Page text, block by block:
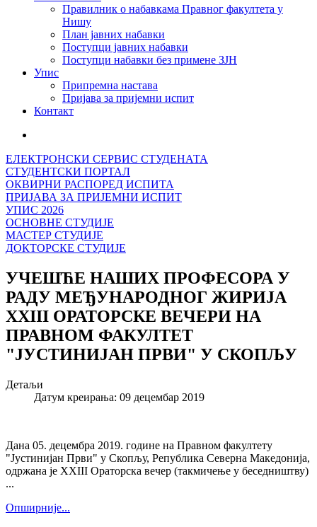
Правилник о набавкама Правног факултета у
Нишу
План јавних набавки
Поступци јавних набавки
Поступци набавки без примене ЗЈН
Упис
Припремна настава
Пријава за пријемни испит
Контакт
ЕЛЕКТРОНСКИ СЕРВИС СТУДЕНАТА
СТУДЕНТСКИ ПОРТАЛ
ОКВИРНИ РАСПОРЕД ИСПИТА
ПРИЈАВА ЗА ПРИЈЕМНИ ИСПИТ
УПИС 2026
ОСНОВНЕ СТУДИЈЕ
МАСТЕР СТУДИЈЕ
ДОКТОРСКЕ СТУДИЈЕ
УЧЕШЋЕ НАШИХ ПРОФЕСОРА У
РАДУ МЕЂУНАРОДНОГ ЖИРИЈА
XXIII ОРАТОРСКЕ ВЕЧЕРИ НА
ПРАВНОМ ФАКУЛТЕТ
"ЈУСТИНИЈАН ПРВИ" У СКОПЉУ
Детаљи
Датум креирања: 09 децембар 2019
Дана 05. децембра 2019. године на Правном факултету
"Јустинијан Први" у Скопљу, Република Северна Македонија,
одржана је XXIII Ораторска вечер (такмичење у беседништву)
...
Опширније...